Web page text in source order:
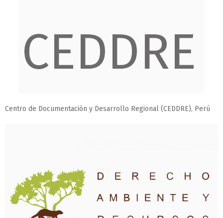
Centro de Documentación y Desarrollo Regional (CEDDRE), Perú